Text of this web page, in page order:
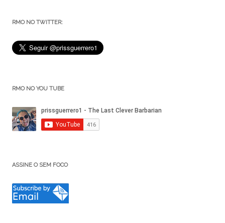
RMO NO TWITTER:
RMO NO YOU TUBE
ASSINE O SEM FOCO